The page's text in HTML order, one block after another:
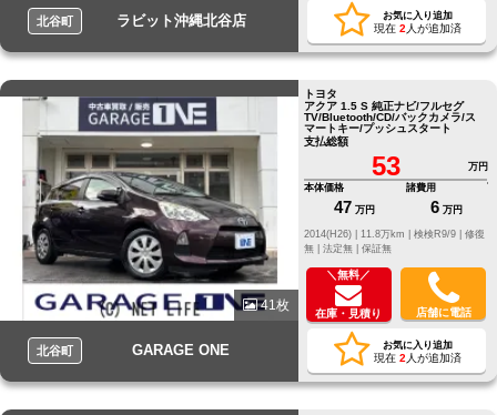
北谷町 ラビット沖縄北谷店 お気に入り追加
現在 2 人が追加済
41枚
北谷町 GARAGE ONE
トヨタ
アクア 1.5 S 純正ナビ/フルセグ
TV/Bluetooth/CD/バックカメラ/ス
マートキー/プッシュスタート
支払総額
53
万円
本体価格
47 万円
諸費用
6 万円
修復
無 | 法定無 | 保証無
＼無料／
在庫・見積り 店舗に電話
お気に入り追加
現在 2 人が追加済